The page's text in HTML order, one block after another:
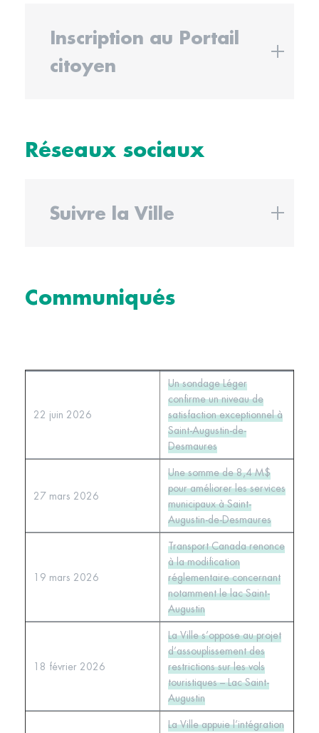
Inscription au Portail
citoyen
Réseaux sociaux
Suivre la Ville
Communiqués
22 juin 2026
Un sondage Léger
confirme un niveau de
satisfaction exceptionnel à
Saint-Augustin-de-
Desmaures
27 mars 2026
Une somme de 8,4 M$
pour améliorer les services
municipaux à Saint-
Augustin-de-Desmaures
19 mars 2026
Transport Canada renonce
à la modification
réglementaire concernant
notamment le lac Saint-
Augustin
18 février 2026
La Ville s’oppose au projet
d’assouplissement des
restrictions sur les vols
touristiques – Lac Saint-
Augustin
La Ville appuie l’intégration